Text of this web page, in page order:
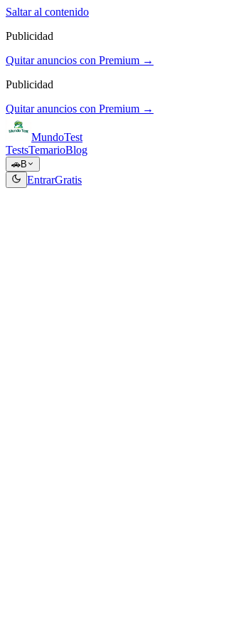
Saltar al contenido
Publicidad
Quitar anuncios con Premium →
Publicidad
Quitar anuncios con Premium →
MundoTest
TestsTemarioBlog
🚗B
EntrarGratis